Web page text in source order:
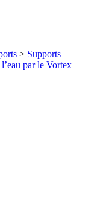
> Supports
par le Vortex